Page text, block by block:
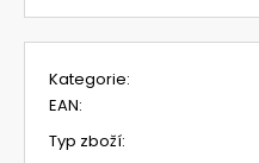
Kategorie:
EAN:
Typ zboží:
CHRÁNIČE
UVEX
JUNIOR,
MODRÉ